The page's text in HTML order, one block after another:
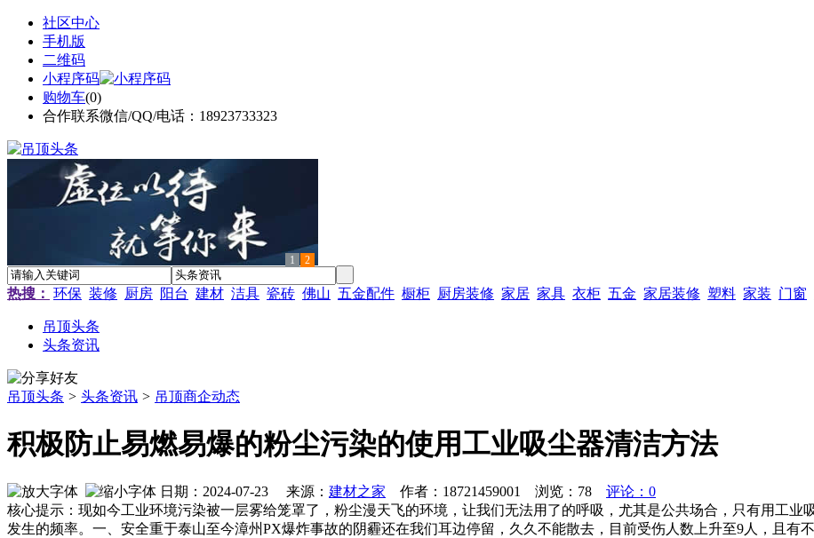
社区中心
手机版
二维码
小程序码
购物车(0)
合作联系微信/QQ/电话：18923733323
1 2
热搜： 环保 装修 厨房 阳台 建材 洁具 瓷砖 佛山 五金配件 橱柜 厨房装修 家居 家具 衣柜 五金 家居装修 塑料 家装 门窗
吊顶头条
头条资讯
吊顶头条 > 头条资讯 > 吊顶商企动态
积极防止易燃易爆的粉尘污染的使用工业吸尘器清洁方法
日期：2024-07-23 来源： 建材之家 作者：18721459001 浏览： 78
评论：0
核心提示：现如今工业环境污染被一层雾给笼罩了，粉尘漫天飞的环境，让我们无法用了的呼吸，尤其是公共场合，只有用工
发生的频率。一、安全重于泰山至今漳州PX爆炸事故的阴霾还在我们耳边停留，久久不能散去，目前受伤人数上升至9人，且有